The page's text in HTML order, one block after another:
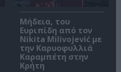
Μήδεια, του
Ευριπίδη από τον
Nikita Milivojević με
την Καρυοφυλλιά
Καραμπέτη στην
Κρήτη